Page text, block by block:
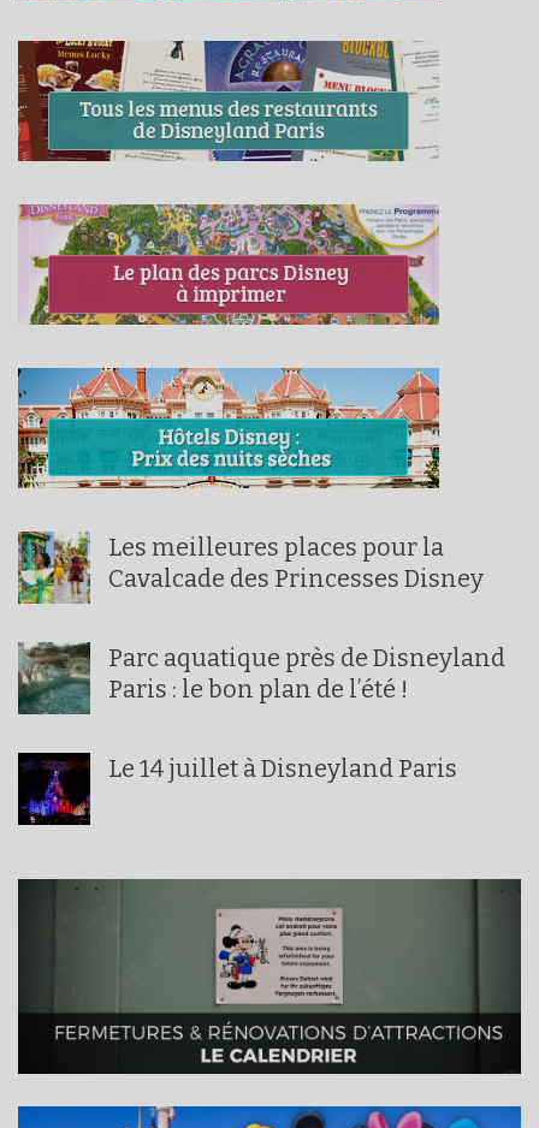
Les meilleures places pour la
Cavalcade des Princesses Disney
Parc aquatique près de Disneyland
Paris : le bon plan de l’été !
Le 14 juillet à Disneyland Paris